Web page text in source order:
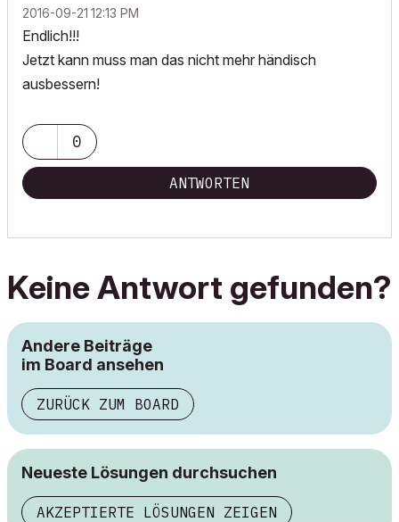
‎2016-09-21 12:13 PM
Endlich!!!
Jetzt kann muss man das nicht mehr händisch
ausbessern!
0
ANTWORTEN
Keine Antwort gefunden?
Andere Beiträge
im Board ansehen
ZURÜCK ZUM BOARD
Neueste Lösungen durchsuchen
AKZEPTIERTE LÖSUNGEN ZEIGEN